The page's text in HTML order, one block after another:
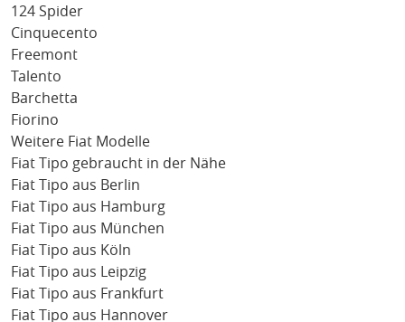
124 Spider
Cinquecento
Freemont
Talento
Barchetta
Fiorino
Weitere Fiat Modelle
Fiat Tipo gebraucht in der Nähe
Fiat Tipo aus Berlin
Fiat Tipo aus Hamburg
Fiat Tipo aus München
Fiat Tipo aus Köln
Fiat Tipo aus Leipzig
Fiat Tipo aus Frankfurt
Fiat Tipo aus Hannover